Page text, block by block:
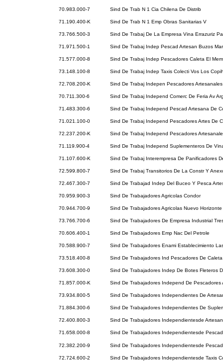
70.983.000-7 Sind De Trab N 1 Cia Chilena De Distrib
71.190.400-K Sind De Trab N 1 Emp Obras Sanitarias V
73.766.500-3 Sind De Trabaj De La Empresa Vina Errazuriz
71.971.500-1 Sind De Trabaj Indep Pescad Artesan Buzos
71.577.000-8 Sind De Trabaj Indep Pescadores Caleta El
73.148.100-8 Sind De Trabaj Indep Taxis Colecti Vos Los
72.708.200-K Sind De Trabaj Indepen Pescadores
70.711.300-6 Sind De Trabaj Independ Comerc De Feria Av
71.483.300-6 Sind De Trabaj Independ Pescad Artesana De
71.021.100-0 Sind De Trabaj Independ Pescadores Artes De
72.237.200-K Sind De Trabaj Independ Pescadores
71.119.900-4 Sind De Trabaj Independ Suplementeros De
71.107.600-K Sind De Trabaj Interempresa De Panificadores
72.599.800-7 Sind De Trabaj Transitorios De La Constr Y
72.467.300-7 Sind De Trabajad Indep Del Buceo Y Pesca
70.959.900-3 Sind De Trabajadores Agricolas Condor
70.944.700-9 Sind De Trabajadores Agricolas Nuevo Horizonte
73.766.700-6 Sind De Trabajadores De Empresa Industrial
70.606.400-1 Sind De Trabajadores Emp Nac Del Petrole
70.588.900-7 Sind De Trabajadores Enami Establecimiento
73.518.400-8 Sind De Trabajadores Ind Pescadores De
73.608.300-0 Sind De Trabajadores Indep De Botes Fleteros
71.857.000-K Sind De Trabajadores Independ De Pescadores
73.934.800-5 Sind De Trabajadores Independientes De
71.884.300-6 Sind De Trabajadores Independientes De
72.400.800-3 Sind De Trabajadores Independientesde
71.658.000-8 Sind De Trabajadores Independientesde
72.382.200-9 Sind De Trabajadores Independientesde
72.724.600-2 Sind De Trabajadores Independientesde Taxis